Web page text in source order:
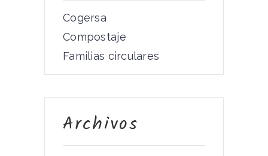
Cogersa
Compostaje
Familias circulares
Archivos